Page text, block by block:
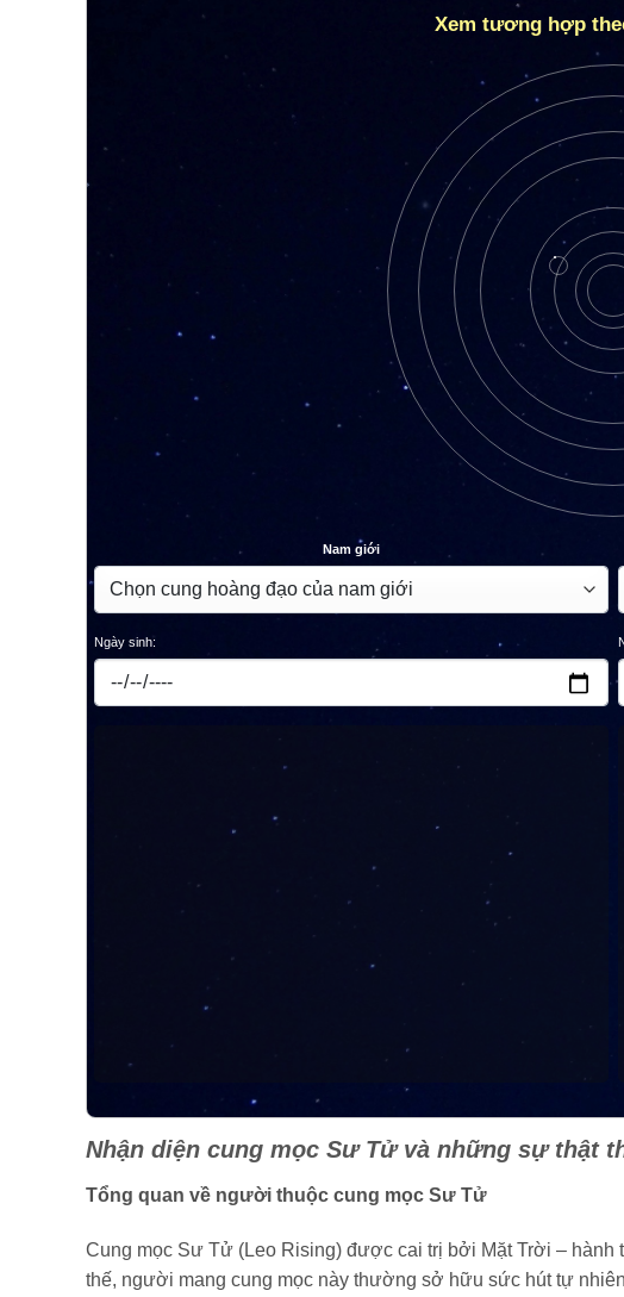
Xem tương hợp
Nam giới
Ngày sinh:
Nhận diện cung mọc Sư Tử và những sự thật
Tổng quan về người thuộc cung mọc Sư Tử
Cung mọc Sư Tử (Leo Rising) được cai trị bởi Mặt Trời –
thế, người mang cung mọc này thường sở hữu sức hút tự